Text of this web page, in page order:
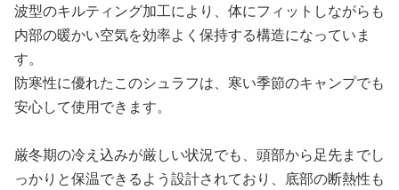
波型のキルティング加工により、体にフィットしながらも
内部の暖かい空気を効率よく保持する構造になっていま
す。
防寒性に優れたこのシュラフは、寒い季節のキャンプでも
安心して使用できます。
厳冬期の冷え込みが厳しい状況でも、頭部から足先までし
っかりと保温できるよう設計されており、底部の断熱性も